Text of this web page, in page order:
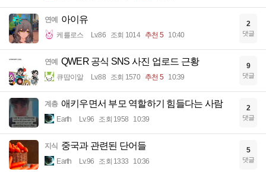
연예 아이유
케를로스 Lv.86 조회 1014 추천 5 10:40
2
댓글
연예 QWER 공식 SNS 사진 업로드 근황
큐땁이알 Lv.88 조회 1570 추천 5 10:39
9
댓글
계층 애키우면서 부모 역할하기 힘들다는 사람
Earth Lv.96 조회 1958 10:39
2
댓글
지식 중국과 관련된 단어들
Earth Lv.96 조회 1333 10:36
5
댓글